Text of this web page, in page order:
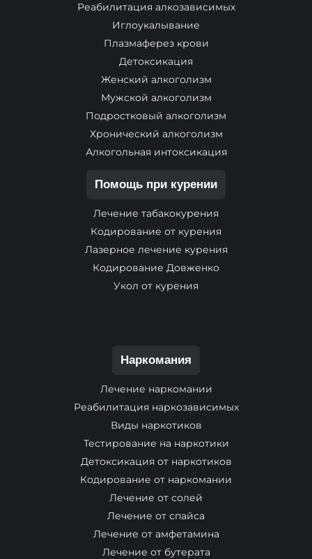
Реабилитация алкозависимых
Иглоукалывание
Плазмаферез крови
Детоксикация
Женский алкоголизм
Мужской алкоголизм
Подростковый алкоголизм
Хронический алкоголизм
Алкогольная интоксикация
Помощь при курении
Лечение табакокурения
Кодирование от курения
Лазерное лечение курения
Кодирование Довженко
Укол от курения
Наркомания
Лечение наркомании
Реабилитация наркозависимых
Виды наркотиков
Тестирование на наркотики
Детоксикация от наркотиков
Кодирование от наркомании
Лечение от солей
Лечение от спайса
Лечение от амфетамина
Лечение от бутерата